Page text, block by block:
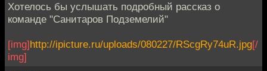
Хотелось бы услышать подробный рассказ о
команде "Санитаров Подземелий"
[img]http://ipicture.ru/uploads/080227/RScgRy74uR.jpg[/
img]